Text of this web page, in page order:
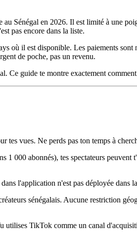
Sénégal en 2026. Il est limité à une
pas encore dans la liste.
où il est disponible. Les paiements
de poche, pas un revenu.
Ce guide te montre exactement
vues. Ne perds pas ton temps à
000 abonnés), tes spectateurs peuvent
l'application n'est pas déployée dans
sénégalais. Aucune restriction
TikTok comme un canal